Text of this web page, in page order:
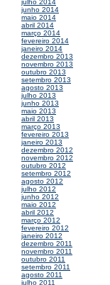
julho 2014
junho 2014
maio 2014
abril 2014
março 2014
fevereiro 2014
janeiro 2014
dezembro 2013
novembro 2013
outubro 2013
setembro 2013
agosto 2013
julho 2013
junho 2013
maio 2013
abril 2013
março 2013
fevereiro 2013
janeiro 2013
dezembro 2012
novembro 2012
outubro 2012
setembro 2012
agosto 2012
julho 2012
junho 2012
maio 2012
abril 2012
março 2012
fevereiro 2012
janeiro 2012
dezembro 2011
novembro 2011
outubro 2011
setembro 2011
agosto 2011
julho 2011